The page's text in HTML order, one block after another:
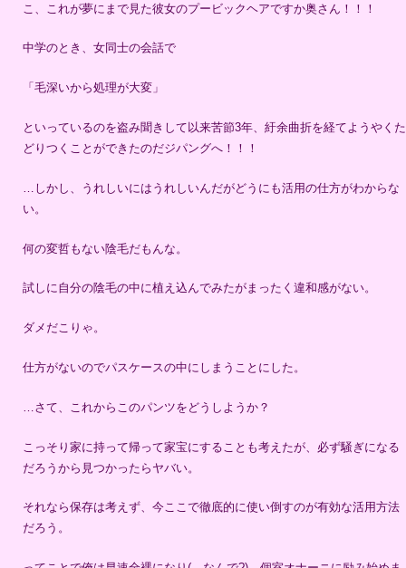
こ、これが夢にまで見た彼女のプービックヘアですか奥さん！！！
中学のとき、女同士の会話で
「毛深いから処理が大変」
といっているのを盗み聞きして以来苦節3年、紆余曲折を経てようやくた
どりつくことができたのだジパングへ！！！
…しかし、うれしいにはうれしいんだがどうにも活用の仕方がわからな
い。
何の変哲もない陰毛だもんな。
試しに自分の陰毛の中に植え込んでみたがまったく違和感がない。
ダメだこりゃ。
仕方がないのでパスケースの中にしまうことにした。
…さて、これからこのパンツをどうしようか？
こっそり家に持って帰って家宝にすることも考えたが、必ず騒ぎになる
だろうから見つかったらヤバい。
それなら保存は考えず、今ここで徹底的に使い倒すのが有効な活用方法
だろう。